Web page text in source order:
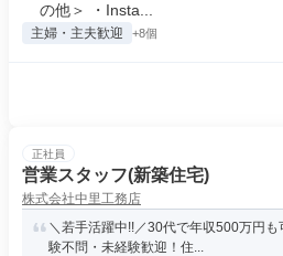
の他＞ ・Insta...
主婦・主夫歓迎 +8個
正社員
営業スタッフ(新築住宅)
株式会社中里工務店
＼若手活躍中!!／30代で年収500万円も
験不問・未経験歓迎！住...